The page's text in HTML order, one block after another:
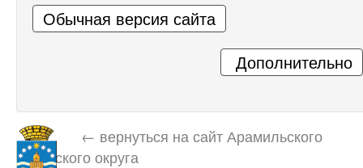
Обычная версия сайта
Дополнительно
← вернуться на сайт Арамильского
городского округа